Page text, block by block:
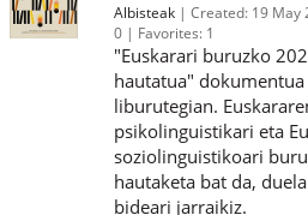
Albisteak Created: 19 May
0
Favorites: 1
"Euskarari buruzko
hautatua"
liburutegian.
psikolinguistikari eta
soziolinguistikoari
hautaketa bat da,
bideari jarraikiz.